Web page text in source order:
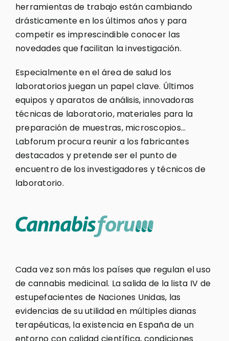
herramientas de trabajo están cambiando
drásticamente en los últimos años y para
competir es imprescindible conocer las
novedades que facilitan la investigación.
Especialmente en el área de salud los
laboratorios juegan un papel clave. Últimos
equipos y aparatos de análisis, innovadoras
técnicas de laboratorio, materiales para la
preparación de muestras, microscopios…
Labforum procura reunir a los fabricantes
destacados y pretende ser el punto de
encuentro de los investigadores y técnicos de
laboratorio.
Cada vez son más los países que regulan el uso
de cannabis medicinal. La salida de la lista IV de
estupefacientes de Naciones Unidas, las
evidencias de su utilidad en múltiples dianas
terapéuticas, la existencia en España de un